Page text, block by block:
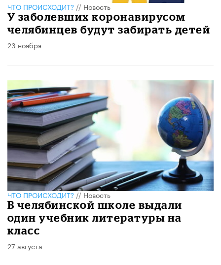
ЧТО ПРОИСХОДИТ? // Новость
У заболевших коронавирусом
челябинцев будут забирать детей
23 ноября
ЧТО ПРОИСХОДИТ?//Новость
В челябинской школе выдали
один учебник литературы на
класс
27 августа